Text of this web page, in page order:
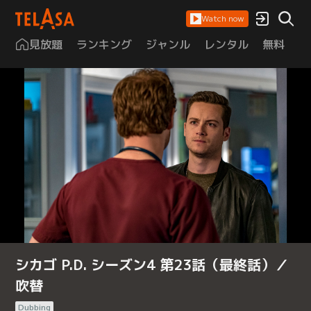
Watch now
見放題 ランキング ジャンル レンタル 無料
シカゴ P.D. シーズン4 第23話（最終話）／
吹替
Dubbing